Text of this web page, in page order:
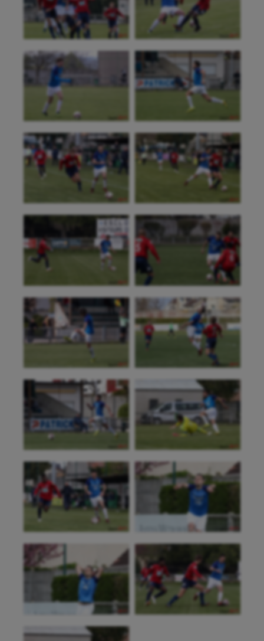
Auto
Aviron
Balle à la main
Ballon au poing
Baseball
Billard
Boules lyonnaises
Canoë-kayak
Cerf Volant
Cheerleading
Course à pied
Crossfit
Cyclisme
Danse
Equitation
Escalade
Escrime
Fitness
Flag football
Football américain
Futsal
Gymnastique
Gymnastique rythmique
Haltérophilie
Handisport